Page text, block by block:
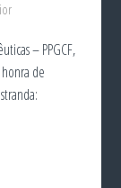
– PPGCF,
de